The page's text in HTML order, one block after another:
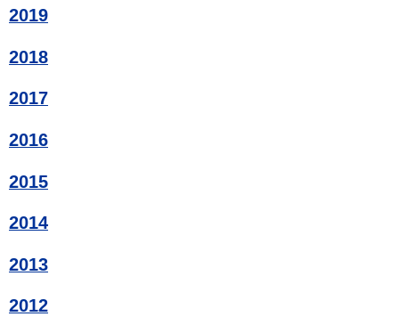
2019
2018
2017
2016
2015
2014
2013
2012